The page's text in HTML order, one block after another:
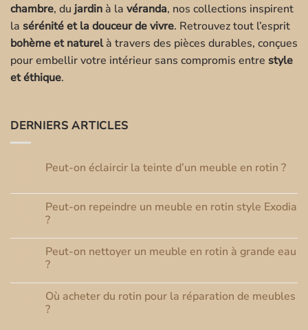
chambre, du jardin à la véranda, nos collections inspirent
la sérénité et la douceur de vivre. Retrouvez tout l’esprit
bohème et naturelà travers des pièces durables, conçues
pour embellir votre intérieur sans compromis entre style
et éthique.
DERNIERS ARTICLES
Peut-on éclaircir la teinte d’un meuble en rotin ?
commentaire
sur
Peut-
on
éclaircir
la
teinte
d’un
meuble
en
rotin
Peut-on repeindre un meuble en rotin style Exodia
?
sur
Peut-
on
meuble
en
rotin
Peut-on nettoyer un meuble en rotin à grande eau
?
sur
Peut-
on
Où acheter du rotin pour la réparation de meubles
?